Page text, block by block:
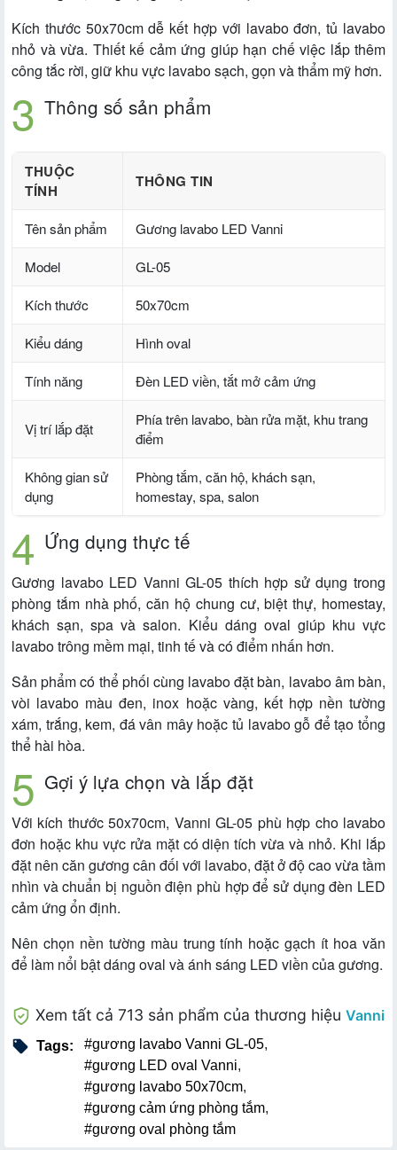
Kích thước 50x70cm dễ kết hợp với lavabo đơn, tủ lavabo
nhỏ và vừa. Thiết kế cảm ứng giúp hạn chế việc lắp thêm
công tắc rời, giữ khu vực lavabo sạch, gọn và thẩm mỹ hơn.
Thông số sản phẩm
THUỘC
TÍNH
THÔNG TIN
Tên sản phẩm Gương lavabo LED Vanni
Model GL-05
Kích thước 50x70cm
Kiểu dáng Hình oval
Tính năng Đèn LED viền, tắt mở cảm ứng
Vị trí lắp đặt
Phía trên lavabo, bàn rửa mặt, khu trang
điểm
Không gian sử
dụng
Phòng tắm, căn hộ, khách sạn,
homestay, spa, salon
Ứng dụng thực tế
Gương lavabo LED Vanni GL-05 thích hợp sử dụng trong
phòng tắm nhà phố, căn hộ chung cư, biệt thự, homestay,
khách sạn, spa và salon. Kiểu dáng oval giúp khu vực
lavabo trông mềm mại, tinh tế và có điểm nhấn hơn.
Sản phẩm có thể phối cùng lavabo đặt bàn, lavabo âm bàn,
vòi lavabo màu đen, inox hoặc vàng, kết hợp nền tường
xám, trắng, kem, đá vân mây hoặc tủ lavabo gỗ để tạo tổng
thể hài hòa.
Gợi ý lựa chọn và lắp đặt
Với kích thước 50x70cm, Vanni GL-05 phù hợp cho lavabo
đơn hoặc khu vực rửa mặt có diện tích vừa và nhỏ. Khi lắp
đặt nên căn gương cân đối với lavabo, đặt ở độ cao vừa tầm
nhìn và chuẩn bị nguồn điện phù hợp để sử dụng đèn LED
cảm ứng ổn định.
Nên chọn nền tường màu trung tính hoặc gạch ít hoa văn
để làm nổi bật dáng oval và ánh sáng LED viền của gương.
Xem tất cả 713 sản phẩm của thương hiệu Vanni
Tags: #gương lavabo Vanni GL-05,
#gương LED oval Vanni,
#gương lavabo 50x70cm,
#gương cảm ứng phòng tắm,
#gương oval phòng tắm